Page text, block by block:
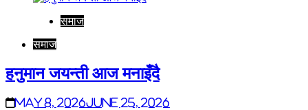
समाज
समाज
हनुमान जयन्ती आज मनाइँदै
May 8, 2026June 25, 2026